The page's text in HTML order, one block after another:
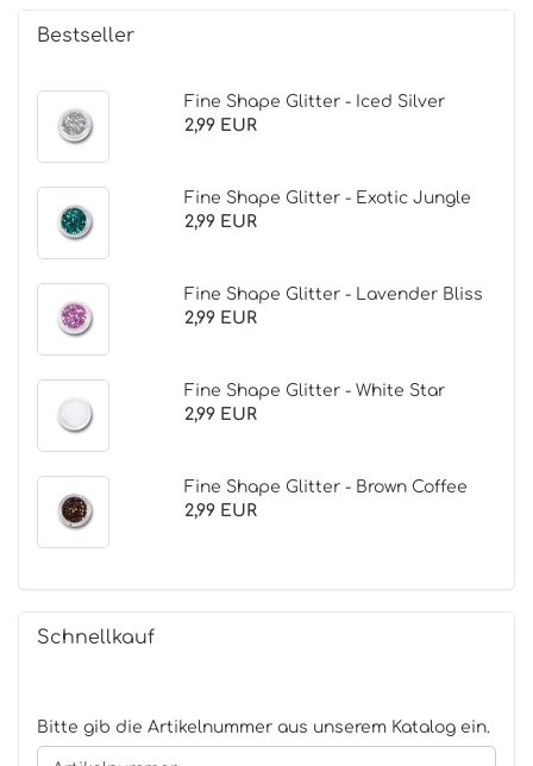
Bestseller
Fine Shape Glitter - Iced Silver
2,99 EUR
Fine Shape Glitter - Exotic Jungle
2,99 EUR
Fine Shape Glitter - Lavender Bliss
2,99 EUR
Fine Shape Glitter - White Star
2,99 EUR
Fine Shape Glitter - Brown Coffee
2,99 EUR
Schnellkauf
BITTE
GIB
Bitte gib die Artikelnummer aus unserem Katalog ein.